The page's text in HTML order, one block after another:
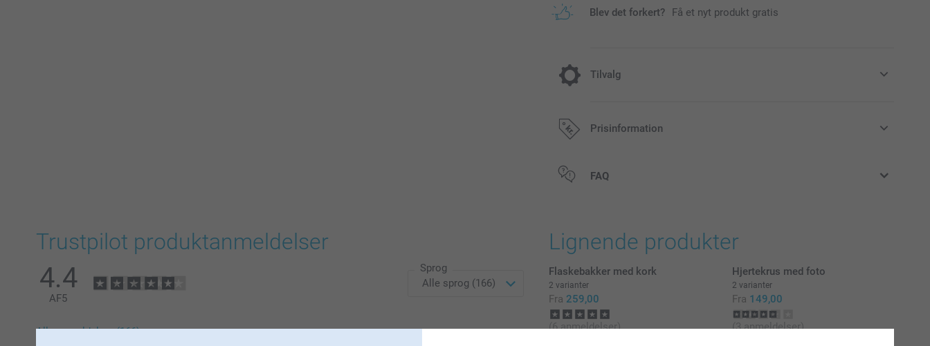
Blev det forkert? Få et nyt produkt gratis
Tilvalg
Glædelig Jul med et julekrus
Prisinformation
Alle priser inklusive moms og uden forsendelsesomkostninger
FAQ
Trustpilot produktanmeldelser
4.4
AF5
Sprog
Alle anmeldelser (166)
Lignende produkter
Flaskebakker med kork
2 varianter
Fra 259,00
(6 anmeldelser)
Hjertekrus med foto
2 varianter
Fra 149,00
(3 anmeldelser)